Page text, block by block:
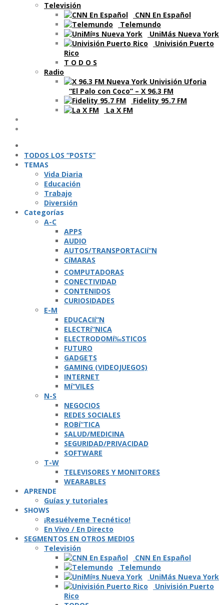
Televisión
CNN En Español
Telemundo
UniMás Nueva York
Univisión Puerto
Rico
T O D O S
Radio
“El Palo con Coco” – X 96.3 FM
Fidelity 95.7 FM
La X FM
TODOS LOS “POSTS”
TEMAS
Vida Diaria
Educación
Trabajo
Diversión
Categorí­as
A-C
APPS
AUDIO
AUTOS/TRANSPORTACIí“N
CíMARAS
COMPUTADORAS
CONECTIVIDAD
CONTENIDOS
CURIOSIDADES
E-M
EDUCACIí“N
ELECTRí“NICA
ELECTRODOMí‰STICOS
FUTURO
GADGETS
GAMING (VIDEOJUEGOS)
INTERNET
Mí“VILES
N-S
NEGOCIOS
REDES SOCIALES
ROBí“TICA
SALUD/MEDICINA
SEGURIDAD/PRIVACIDAD
SOFTWARE
T-W
TELEVISORES Y MONITORES
WEARABLES
APRENDE
Guí­as y tutoriales
SHOWS
¡Resuélveme Tecnético!
En Vivo / En Directo
SEGMENTOS EN OTROS MEDIOS
Televisión
CNN En Español
Telemundo
UniMás Nueva York
Univisión Puerto
Rico